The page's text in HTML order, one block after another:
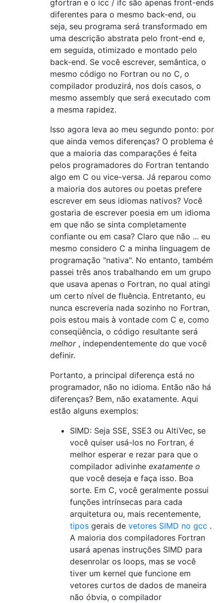
gfortran e o icc / ifc são apenas front-ends
diferentes para o mesmo back-end, ou
seja, seu programa será transformado em
uma descrição abstrata pelo front-end e,
em seguida, otimizado e montado pelo
back-end. Se você escrever, semântica, o
mesmo código no Fortran ou no C, o
compilador produzirá, nos dois casos, o
mesmo assembly que será executado com
a mesma rapidez.
Isso agora leva ao meu segundo ponto: por
que ainda vemos diferenças? O problema é
que a maioria das comparações é feita
pelos programadores do Fortran tentando
algo em C ou vice-versa. Já reparou como
a maioria dos autores ou poetas prefere
escrever em seus idiomas nativos? Você
gostaria de escrever poesia em um idioma
em que não se sinta completamente
confiante ou em casa? Claro que não ... eu
mesmo considero C a minha linguagem de
programação "nativa". No entanto, também
passei três anos trabalhando em um grupo
que usava apenas o Fortran, no qual atingi
um certo nível de fluência. Entretanto, eu
nunca escreveria nada sozinho no Fortran,
pois estou mais à vontade com C e, como
conseqüência, o código resultante será
melhor, independentemente do que você
definir.
Portanto, a principal diferença está no
programador, não no idioma. Então não há
diferenças? Bem, não exatamente. Aqui
estão alguns exemplos:
SIMD: Seja SSE, SSE3 ou AltiVec, se
você quiser usá-los no Fortran, é
melhor esperar e rezar para que o
compilador adivinhe exatamente o
que você deseja e faça isso. Boa
sorte. Em C, você geralmente possui
funções intrínsecas para cada
arquitetura ou, mais recentemente,
tipos gerais de vetores SIMD no gcc .
A maioria dos compiladores Fortran
usará apenas instruções SIMD para
desenrolar os loops, mas se você
tiver um kernel que funcione em
vetores curtos de dados de maneira
não óbvia, o compilador